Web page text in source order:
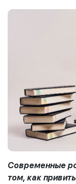
Современные
том, как